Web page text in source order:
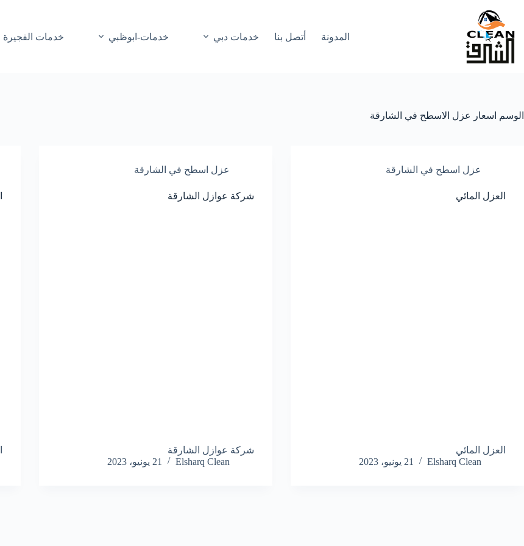
المحتوى
المدونة أتصل بنا خدمات دبي خدمات-ابوظبي خدمات الفجيرة
الوسم اسعار عزل الاسطح في الشارقة
عزل اسطح في الشارقة
العزل المائي
العزل المائي
Elsharq Clean
21 يونيو، 2023
عزل اسطح في الشارقة
شركة عوازل الشارقة
شركة عوازل الشارقة
Elsharq Clean
21 يونيو، 2023